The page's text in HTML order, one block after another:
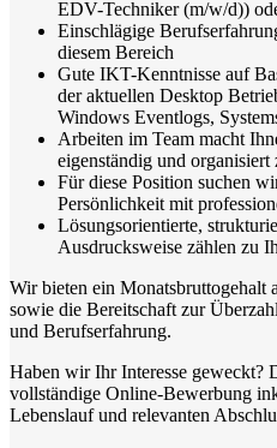
EDV-Techniker (m/w/d))
Einschlägige
diesem Bereich
Gute IKT-Kenntnisse auf
der aktuellen Desktop
Windows Eventlogs,
Arbeiten im Team macht
eigenständig und organisiert
Für diese Position suchen
Persönlichkeit mit
Lösungsorientierte,
Ausdrucksweise zählen zu
Wir bieten ein Monatsbruttogehalt
sowie die Bereitschaft zur
und Berufserfahrung.
Haben wir Ihr Interesse geweckt?
vollständige Online‑Bewerbung
Lebenslauf und relevanten